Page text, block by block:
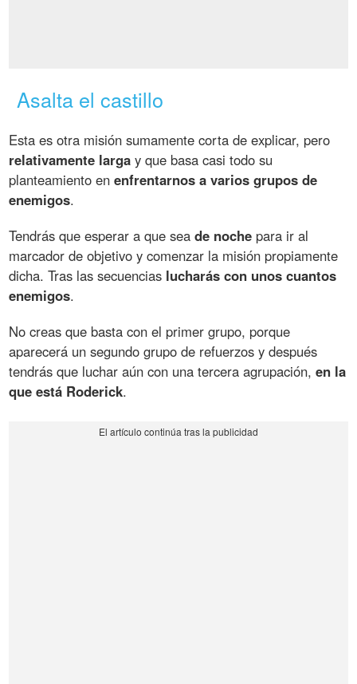
Asalta el castillo
Esta es otra misión sumamente corta de explicar, pero
relativamente larga y que basa casi todo su
planteamiento enenfrentarnos a varios grupos de
enemigos.
Tendrás que esperar a que seade noche para ir al
marcador de objetivo y comenzar la misión propiamente
dicha. Tras las secuencias lucharás con unos cuantos
enemigos.
No creas que basta con el primer grupo, porque
aparecerá un segundo grupo de refuerzos y después
tendrás que luchar aún con una tercera agrupación,en la
que está Roderick.